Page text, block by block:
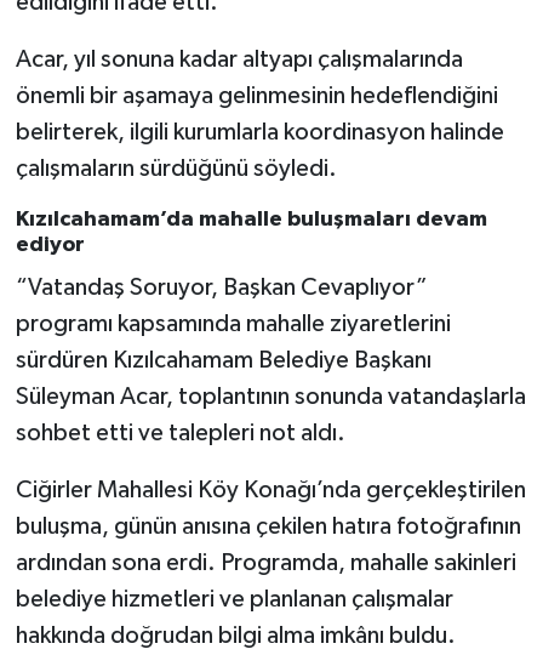
Acar, yıl sonuna kadar altyapı çalışmalarında
önemli bir aşamaya gelinmesinin hedeflendiğini
belirterek, ilgili kurumlarla koordinasyon halinde
çalışmaların sürdüğünü söyledi.
Kızılcahamam’da mahalle buluşmaları devam
ediyor
“Vatandaş Soruyor, Başkan Cevaplıyor”
programı kapsamında mahalle ziyaretlerini
sürdüren Kızılcahamam Belediye Başkanı
Süleyman Acar, toplantının sonunda vatandaşlarla
sohbet etti ve talepleri not aldı.
Ciğirler Mahallesi Köy Konağı’nda gerçekleştirilen
buluşma, günün anısına çekilen hatıra fotoğrafının
ardından sona erdi. Programda, mahalle sakinleri
belediye hizmetleri ve planlanan çalışmalar
hakkında doğrudan bilgi alma imkânı buldu.